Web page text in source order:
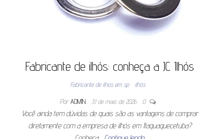
Fabricante de ilhós: conheça a JC Ilhós
Fabricante de ilhos em sp ilhós
Por ADMIN 31 de maio de 2026 0
Você ainda tem dúvidas de quais são as vantagens de comprar
diretamente com a empresa de ilhós em Itaquaquecetuba?